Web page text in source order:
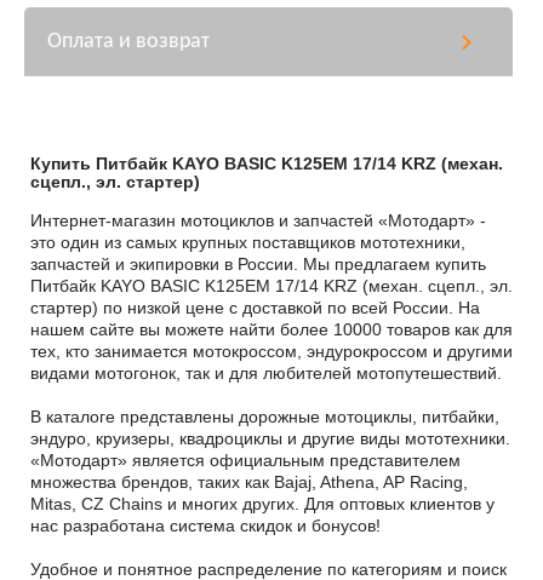
Оплата и возврат
Купить Питбайк KAYO BASIC K125EM 17/14 KRZ (механ.
сцепл., эл. стартер)
Интернет-магазин мотоциклов и запчастей «Мотодарт» -
это один из самых крупных поставщиков мототехники,
запчастей и экипировки в России. Мы предлагаем купить
Питбайк KAYO BASIC K125EM 17/14 KRZ (механ. сцепл., эл.
стартер) по низкой цене с доставкой по всей России. На
нашем сайте вы можете найти более 10000 товаров как для
тех, кто занимается мотокроссом, эндурокроссом и другими
видами мотогонок, так и для любителей мотопутешествий.
В каталоге представлены дорожные мотоциклы, питбайки,
эндуро, круизеры, квадроциклы и другие виды мототехники.
«Мотодарт» является официальным представителем
множества брендов, таких как Bajaj, Athena, AP Racing,
Mitas, CZ Chains и многих других. Для оптовых клиентов у
нас разработана система скидок и бонусов!
Удобное и понятное распределение по категориям и поиск